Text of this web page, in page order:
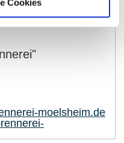
Cookies
moelsheim.de